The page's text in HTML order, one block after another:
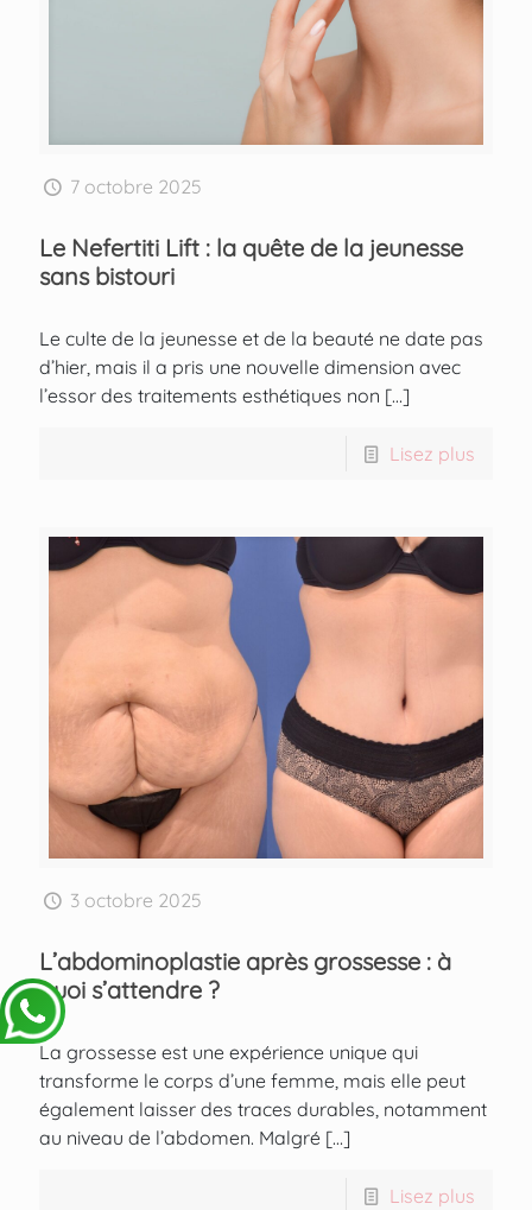
7 octobre 2025
Le Nefertiti Lift : la quête de la jeunesse
sans bistouri
Le culte de la jeunesse et de la beauté ne date pas
d’hier, mais il a pris une nouvelle dimension avec
l’essor des traitements esthétiques non […]
Lisez plus
3 octobre 2025
L’abdominoplastie après grossesse : à
quoi s’attendre ?
La grossesse est une expérience unique qui
transforme le corps d’une femme, mais elle peut
également laisser des traces durables, notamment
au niveau de l’abdomen. Malgré […]
Lisez plus